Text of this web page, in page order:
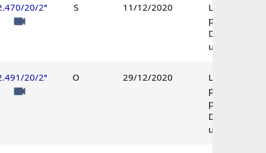
20/2ª S 11/12/2020
Lançamento
procedente.
Decisão
unânime.
20/2ª O 29/12/2020
Lançamento
parcialmente
procedente.
Decisão
unânime.